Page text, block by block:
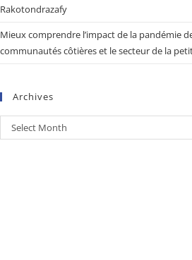
Rakotondrazafy
Mieux comprendre l’impact de la pandémie
communautés côtières et le secteur de la
Archives
Select Month